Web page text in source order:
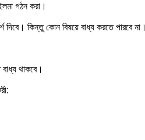
গঠন করা।
দিবে। কিন্তু কোন বিষয়ে বাধ্য করতে পারবে না।
থাকবে।